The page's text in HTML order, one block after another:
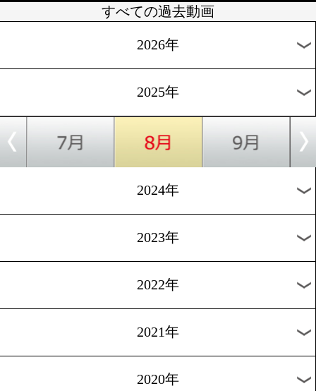
ボクモバ動画トップへ戻る
■360°動画はファイルサイズが大きいためwifi環境でのご視聴
■Android機器の場合はAndroid 4.3以降推奨。
※Android端末の場合、標準ブラウザでは動画が再生できない
すべての過去動画
2026年
2025年